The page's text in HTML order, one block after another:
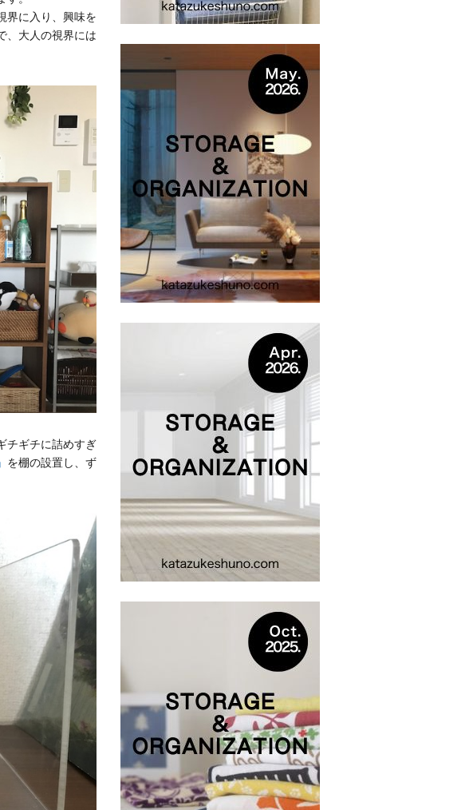
界に入り、興味を
、大人の視界には
チギチに詰めすぎ
を棚の設置し、ず